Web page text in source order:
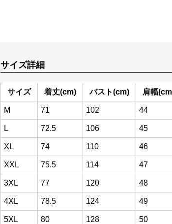
サイズ詳細
サイズ 着丈(cm) バスト(cm) 肩幅
M 71 102 44
L 72.5 106 45
XL 74 110 46
XXL 75.5 114 47
3XL 77 120 48
4XL 78.5 124 49
5XL 80 128 50